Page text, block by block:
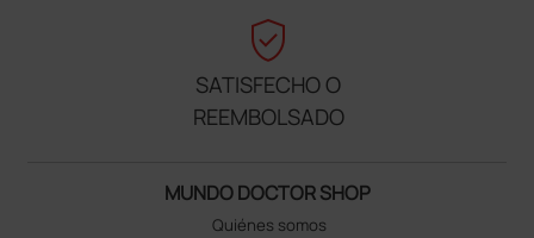
verified_user
SATISFECHO O
REEMBOLSADO
MUNDO DOCTOR SHOP
Quiénes somos